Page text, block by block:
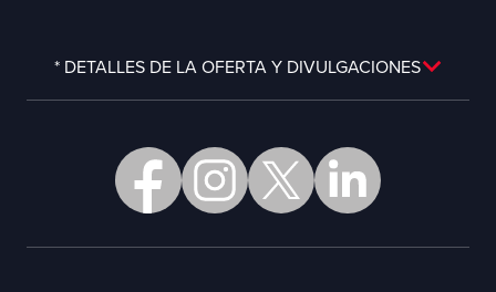
* DETALLES DE LA OFERTA Y DIVULGACIONES